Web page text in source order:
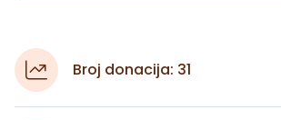
Broj donacija: 31